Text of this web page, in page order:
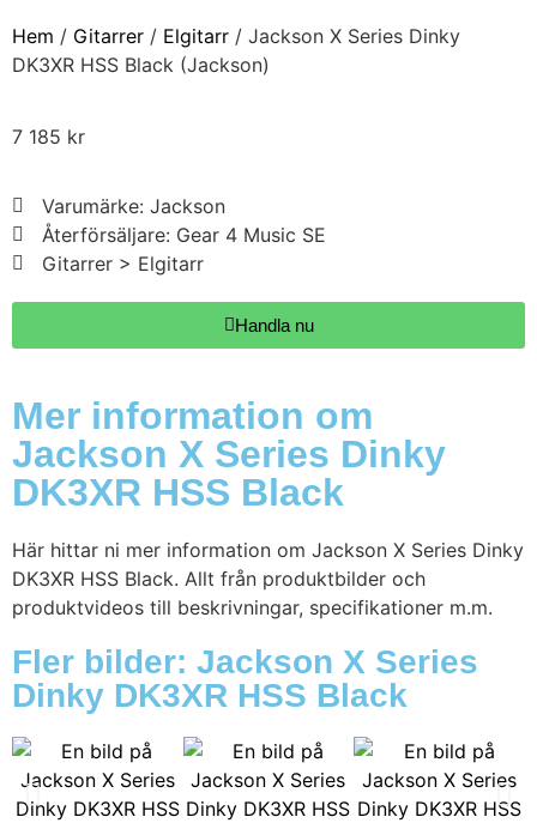
Hem / Gitarrer / Elgitarr / Jackson X Series Dinky
DK3XR HSS Black (Jackson)
7 185 kr
Varumärke: Jackson
Återförsäljare: Gear 4 Music SE
Gitarrer > Elgitarr
Handla nu
Mer information om
Jackson X Series Dinky
DK3XR HSS Black
Här hittar ni mer information om Jackson X Series Dinky
DK3XR HSS Black. Allt från produktbilder och
produktvideos till beskrivningar, specifikationer m.m.
Fler bilder: Jackson X Series
Dinky DK3XR HSS Black